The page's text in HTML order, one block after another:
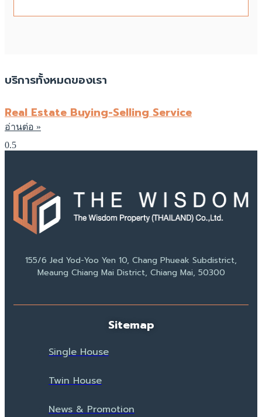
บริการทั้งหมดของเรา
Real Estate Buying-Selling Service
อ่านต่อ »
155/6 Jed Yod-Yoo Yen 10, Chang Phueak Subdistrict,
Meaung Chiang Mai District, Chiang Mai, 50300
Sitemap
Single House
Twin House
News & Promotion